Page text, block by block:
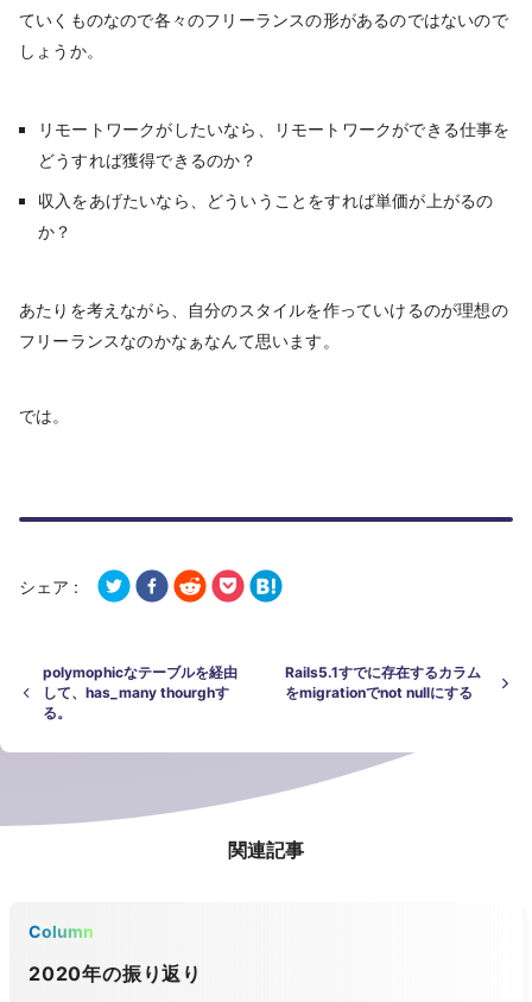
ていくものなので各々のフリーランスの形があるのではないので
しょうか。
リモートワークがしたいなら、リモートワークができる仕事を
どうすれば獲得できるのか？
収入をあげたいなら、どういうことをすれば単価が上がるの
か？
あたりを考えながら、自分のスタイルを作っていけるのが理想の
フリーランスなのかなぁなんて思います。
では。
シェア :
polymophicなテーブルを経由
して、has_many thourghす
る。
Rails5.1すでに存在するカラム
をmigrationでnot nullにする
関連記事
Column
2020年の振り返り